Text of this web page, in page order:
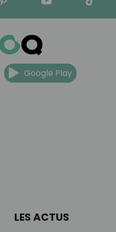
Google Play
LES ACTUS